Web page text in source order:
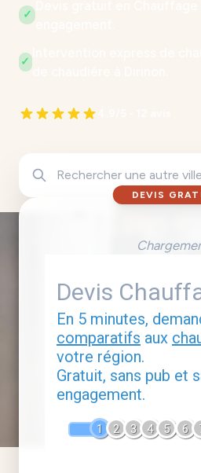
✓
✓
de chaudière à Dirinon.
DEVIS
Devis
En 5 minutes,
comparatifs aux
votre région.
Gratuit, sans pub et
engagement.
1 2 3 4 5 6